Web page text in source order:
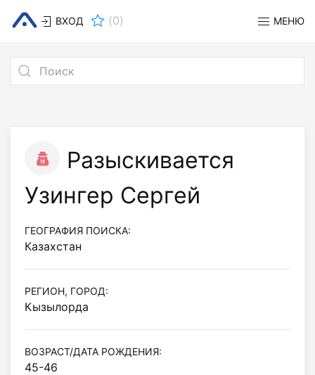
ВХОД (0) МЕНЮ
Разыскивается
Узингер Сергей
ГЕОГРАФИЯ ПОИСКА:
Казахстан
РЕГИОН, ГОРОД:
Кызылорда
ВОЗРАСТ/ДАТА РОЖДЕНИЯ:
45-46